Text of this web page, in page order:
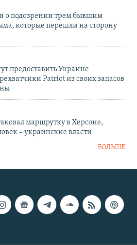
о подозрении трем бывшим
которые перешли на сторону
предоставить Украине
Patriot из своих запасов
маршрутку в Херсоне,
– украинские власти
БОЛЬШЕ